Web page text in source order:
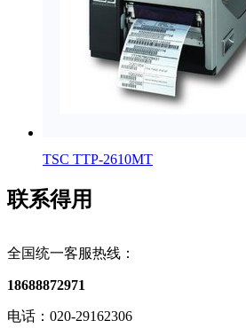
TSC TTP-2610MT
联系得用
全国统一客服热线：
18688872971
电话：020-29162306